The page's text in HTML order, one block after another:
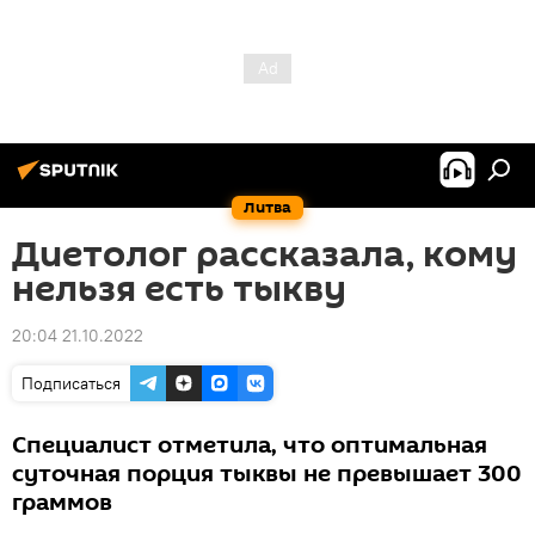
Литва
Диетолог рассказала, кому
нельзя есть тыкву
20:04 21.10.2022
Подписаться
Специалист отметила, что оптимальная
суточная порция тыквы не превышает 300
граммов